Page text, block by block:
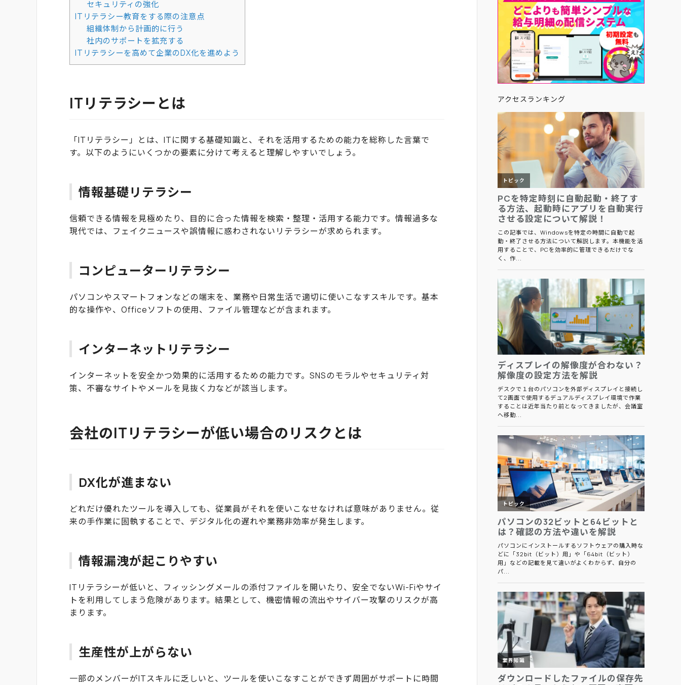
セキュリティの強化
ITリテラシー教育をする際の注意点
組織体制から計画的に行う
社内のサポートを拡充する
ITリテラシーを高めて企業のDX化を進めよう
ITリテラシーとは
「ITリテラシー」とは、ITに関する基礎知識と、それを活用するための能力を総称した言葉で
す。以下のようにいくつかの要素に分けて考えると理解しやすいでしょう。
情報基礎リテラシー
信頼できる情報を見極めたり、目的に合った情報を検索・整理・活用する能力です。情報過多な
現代では、フェイクニュースや誤情報に惑わされないリテラシーが求められます。
コンピューターリテラシー
パソコンやスマートフォンなどの端末を、業務や日常生活で適切に使いこなすスキルです。基本
的な操作や、Officeソフトの使用、ファイル管理などが含まれます。
インターネットリテラシー
インターネットを安全かつ効果的に活用するための能力です。SNSのモラルやセキュリティ対
策、不審なサイトやメールを見抜く力などが該当します。
会社のITリテラシーが低い場合のリスクとは
DX化が進まない
どれだけ優れたツールを導入しても、従業員がそれを使いこなせなければ意味がありません。従
来の手作業に固執することで、デジタル化の遅れや業務非効率が発生します。
情報漏洩が起こりやすい
ITリテラシーが低いと、フィッシングメールの添付ファイルを開いたり、安全でないWi-Fiやサイ
トを利用してしまう危険があります。結果として、機密情報の流出やサイバー攻撃のリスクが高
まります。
生産性が上がらない
一部のメンバーがITスキルに乏しいと、ツールを使いこなすことができず周囲がサポートに時間
アクセスランキング